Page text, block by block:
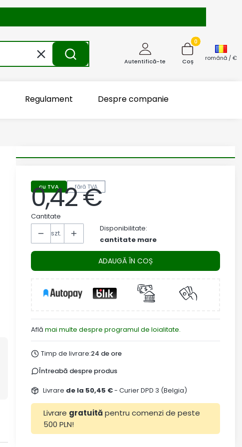
Șterge Caută Autentifică-te
Produse în coș:
Coș română / €
Regulament Despre companie
cu TVA fără TVA
Preț
0,42 €
Cantitate
szt.
Disponibilitate:
cantitate mare
ADAUGĂ ÎN COȘ
Află mai multe despre programul de loialitate.
Timp de livrare:24 de ore
Întreabă despre produs
Livrare de la 50,45 €- Curier DPD 3 (Belgia)
Livrare gratuităpentru comenzi de peste
500 PLN!